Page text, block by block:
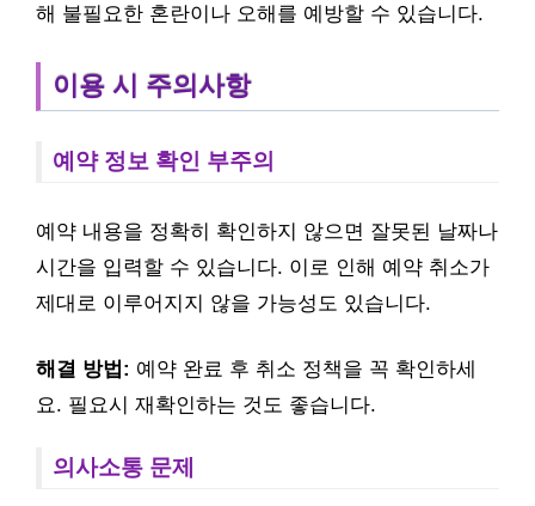
해 불필요한 혼란이나 오해를 예방할 수 있습니다.
이용 시 주의사항
예약 정보 확인 부주의
예약 내용을 정확히 확인하지 않으면 잘못된 날짜나
시간을 입력할 수 있습니다. 이로 인해 예약 취소가
제대로 이루어지지 않을 가능성도 있습니다.
해결 방법: 예약 완료 후 취소 정책을 꼭 확인하세
요. 필요시 재확인하는 것도 좋습니다.
의사소통 문제